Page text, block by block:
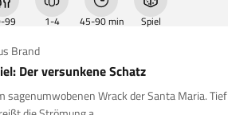
99 1-4 45-90 min Spiel
Brand
Der versunkene Schatz
sagenumwobenen Wrack der Santa Maria. Tief